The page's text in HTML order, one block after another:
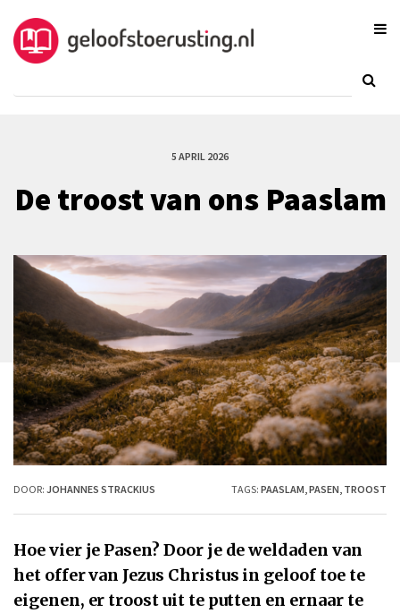
5 APRIL 2026
De troost van ons Paaslam
DOOR: JOHANNES STRACKIUS TAGS: PAASLAM PASEN TROOST
Hoe vier je Pasen? Door je de weldaden van
het offer van Jezus Christus in geloof toe te
eigenen, er troost uit te putten en ernaar te